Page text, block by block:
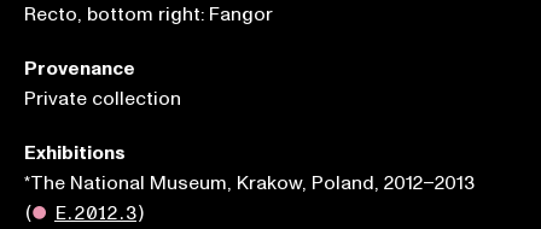
Recto, bottom right: Fangor
Provenance
Private collection
Exhibitions
*The National Museum, Krakow, Poland, 2012–2013
(● E.2012.3)